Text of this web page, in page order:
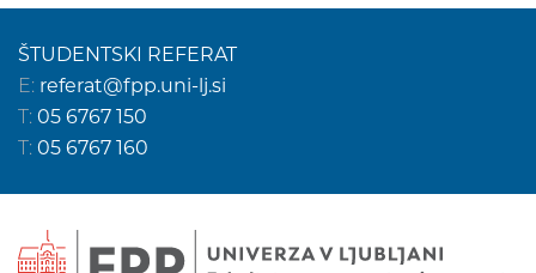
ŠTUDENTSKI REFERAT
E: referat@fpp.uni-lj.si
T: 05 6767 150
T: 05 6767 160